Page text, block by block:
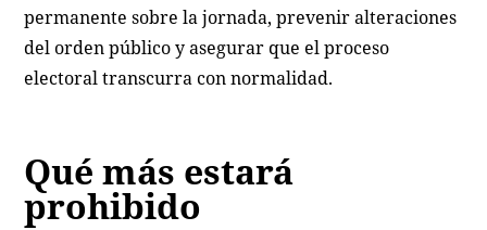
permanente sobre la jornada, prevenir alteraciones
del orden público y asegurar que el proceso
electoral transcurra con normalidad.
Qué más estará
prohibido